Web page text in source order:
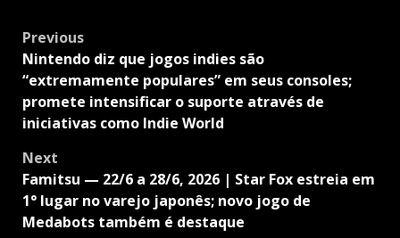
Post
navigation
Previous
Nintendo diz que jogos indies são
“extremamente populares” em seus consoles;
promete intensificar o suporte através de
iniciativas como Indie World
Next
Famitsu — 22/6 a 28/6, 2026 | Star Fox estreia em
1° lugar no varejo japonês; novo jogo de
Medabots também é destaque